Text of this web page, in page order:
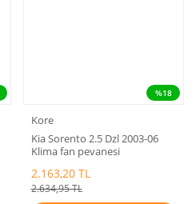
%18
Kore
Kia Sorento 2.5 Dzl 2003-06
Klima fan pevanesi
2.163,20 TL
2.634,95 TL